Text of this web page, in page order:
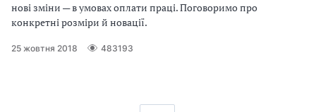
нові зміни — в умовах оплати праці. Поговоримо про
конкретні розміри й новації.
25 жовтня 2018 483193